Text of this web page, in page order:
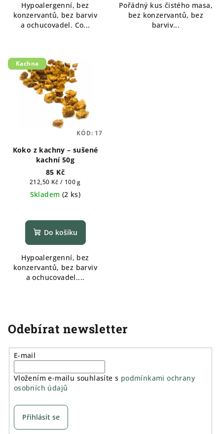
Hypoalergenní, bez
konzervantů, bez barviv
a ochucovadel. Co...
Pořádný kus čistého masa,
bez konzervantů, bez
barviv...
Kachna
Koko z kachny – sušené
kachní 50g
85 Kč
Měrná
cena:
212,50 Kč / 100 g
Skladem (2 ks)
Do košíku
Hypoalergenní, bez
konzervantů, bez barviv
a ochucovadel....
KÓD: 17
Odebírat newsletter
E-mail
Vložením e-mailu souhlasíte s podmínkami ochrany
osobních údajů
Přihlásit se